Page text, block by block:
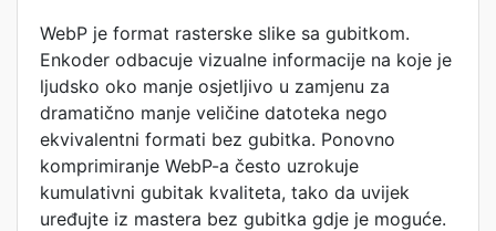
WebP je format rasterske slike sa gubitkom.
Enkoder odbacuje vizualne informacije na koje je
ljudsko oko manje osjetljivo u zamjenu za
dramatično manje veličine datoteka nego
ekvivalentni formati bez gubitka. Ponovno
komprimiranje WebP-a često uzrokuje
kumulativni gubitak kvaliteta, tako da uvijek
uređujte iz mastera bez gubitka gdje je moguće.